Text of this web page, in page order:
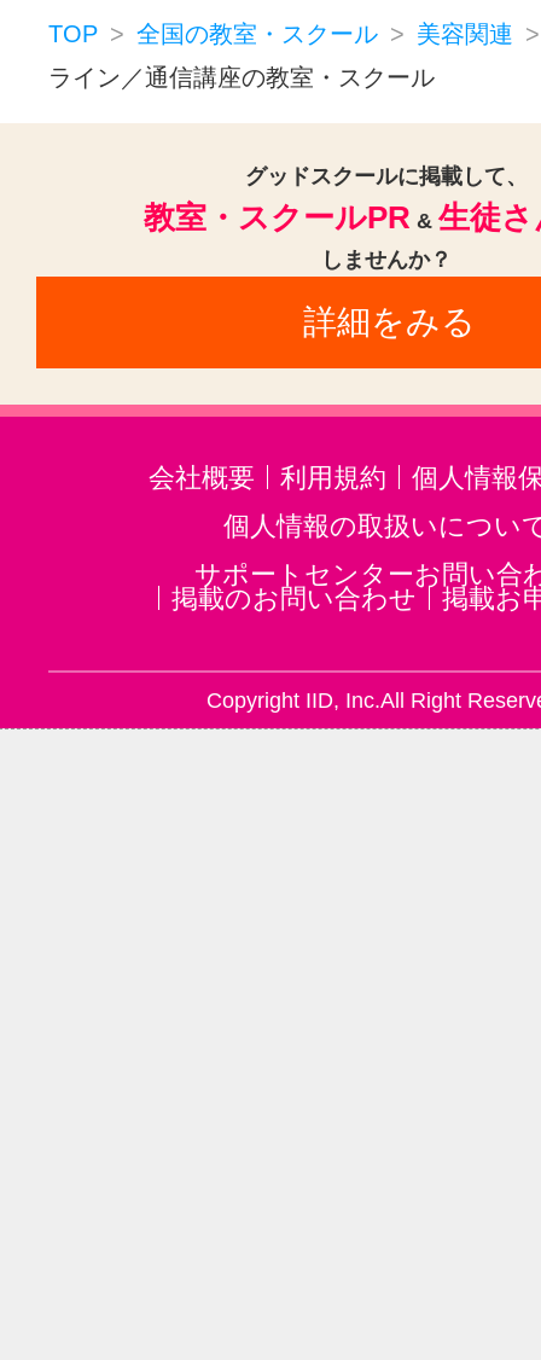
小顔矯正(17)
ボディジュエリ
メディカルエステ(1)
美容その
TOP 全国の教室・スクール
美容関連
ライン／通信講座の教室・スクール
グッドスクールに掲載して、
教室・スクールPR & 生徒
しませんか？
詳細をみる
会社概要 利用規約
個人情報
個人情報の取扱いについ
サポートセンターお問い合
掲載のお問い合わせ
掲載お
Copyright IID, Inc.All Right